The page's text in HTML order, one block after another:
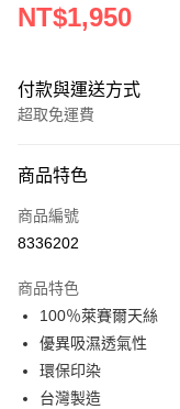
NT$1,950
付款與運送方式
超取免運費
信用卡一次付款
超商取貨付款
Apple Pay
悠遊付
Google Pay
商品特色
商品編號
8336202
商品特色
100％萊賽爾天絲
優異吸濕透氣性
環保印染
台灣製造